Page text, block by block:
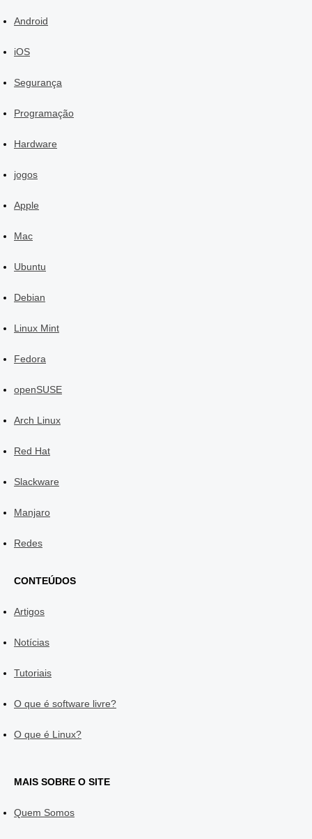
Android
iOS
Segurança
Programação
Hardware
jogos
Apple
Mac
Ubuntu
Debian
Linux Mint
Fedora
openSUSE
Arch Linux
Red Hat
Slackware
Manjaro
Redes
CONTEÚDOS
Artigos
Notícias
Tutoriais
O que é software livre?
O que é Linux?
MAIS SOBRE O SITE
Quem Somos